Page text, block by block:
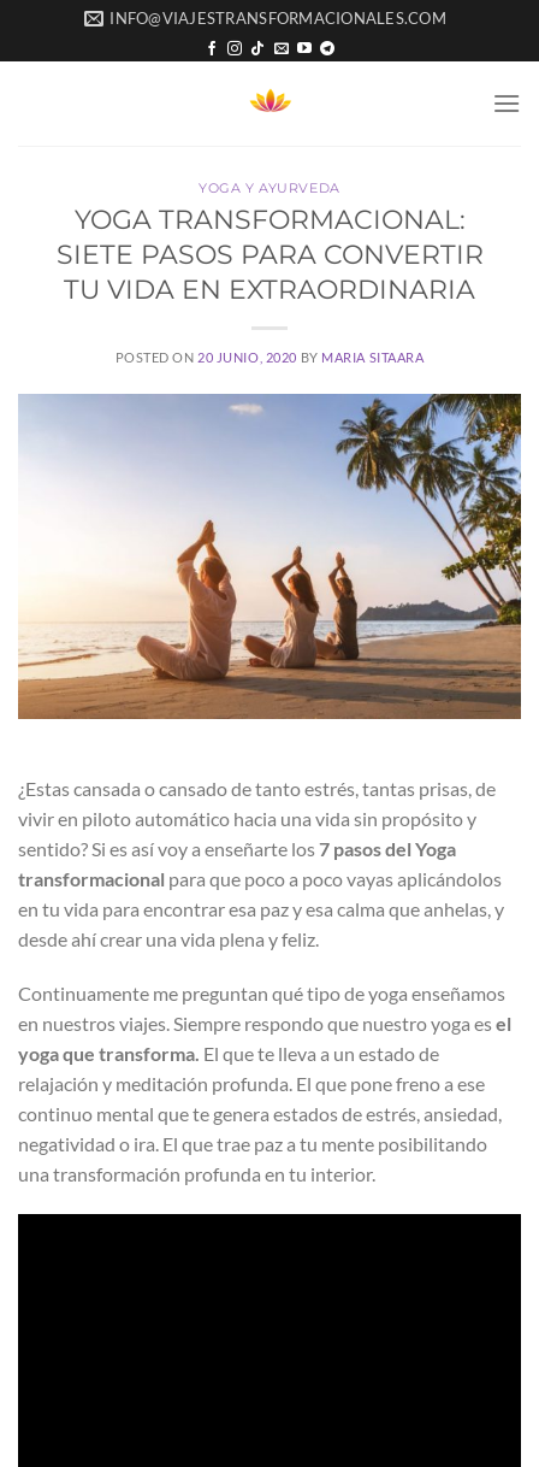
INFO@VIAJESTRANSFORMACIONALES.COM
YOGA Y AYURVEDA
YOGA TRANSFORMACIONAL:
SIETE PASOS PARA CONVERTIR
TU VIDA EN EXTRAORDINARIA
POSTED ON 20 JUNIO, 2020 BY MARIA SITAARA
¿Estas cansada o cansado de tanto estrés, tantas prisas, de
vivir en piloto automático hacia una vida sin propósito y
sentido? Si es así voy a enseñarte los7 pasos del Yoga
transformacional para que poco a poco vayas aplicándolos
en tu vida para encontrar esa paz y esa calma que anhelas, y
desde ahí crear una vida plena y feliz.
Continuamente me preguntan qué tipo de yoga enseñamos
en nuestros viajes. Siempre respondo que nuestro yoga esel
yoga que transforma. El que te lleva a un estado de
relajación y meditación profunda. El que pone freno a ese
continuo mental que te genera estados de estrés, ansiedad,
negatividad o ira. El que trae paz a tu mente posibilitando
una transformación profunda en tu interior.